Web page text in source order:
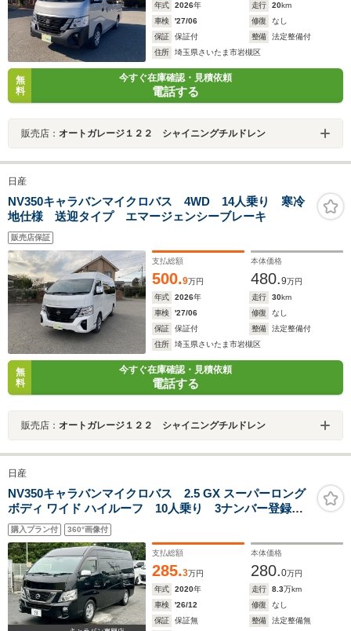
年式
2026年 走行 20km
車検
'27/06 修復
なし
保証
保証付 整備
法定整備付
住所
埼玉県さいたま市岩槻区
無
料
今すぐ在庫確認・見積依頼
電話する
販売店： オートガレージ１２２ シャイニングチルドレン
日産
NV350キャラバンマイクロバス 4WD 14人乗り 寒冷
地仕様 送迎タイプ エマージェンシーブレーキ
販売店保証
支払総額
500.9万円
本体価格
480.9万円
年式
2026年 走行 30km
車検
'27/06 修復
なし
保証
保証付 整備
法定整備付
住所
埼玉県さいたま市岩槻区
無
料
今すぐ在庫確認・見積依頼
電話する
販売店： オートガレージ１２２ シャイニングチルドレン
日産
NV350キャラバンマイクロバス 2.5 GX スーパーロング
ボディ ワイド ハイルーフ 10人乗り 3ナンバー登録
純正ナビ DTV BT アラウンドビュー インテリジェ
ントルームミラー ALPINEフリップダウンモニター リ
アヒーター&クーラー パワスラ ETC LEDヘッド&フ
ォグ KAZERA15インチAW
購入プラン付 360°画像付
支払総額
285.3万円
本体価格
280.0万円
年式
2020年 走行 8.3万km
車検
'26/12 修復
なし
保証
保証無 整備
法定整備無